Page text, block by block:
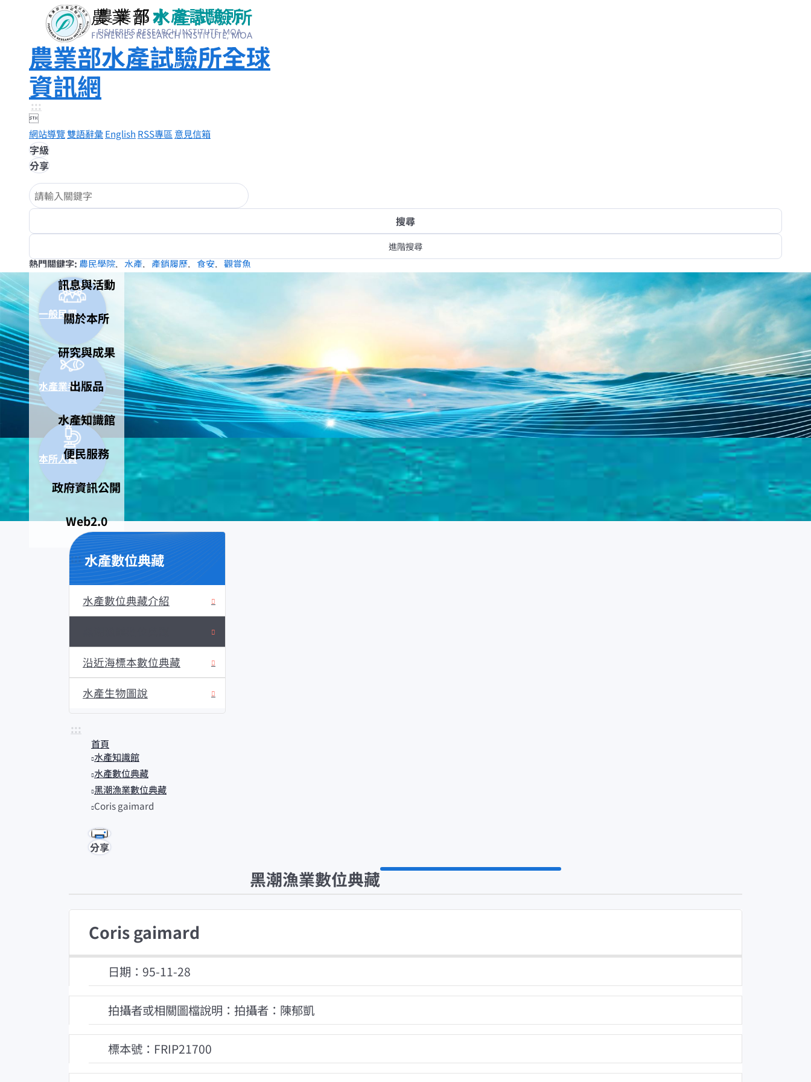
農業部水產試驗所全球
資訊網
:::

網站導覽雙語辭彙English RSS專區 意見信箱
字級
分享
熱門關鍵字 農民學院 水產 產銷履歷 食安 觀賞魚
訊息與活動
關於本所
研究與成果
出版品
水產知識館
便民服務
政府資訊公開
Web2.0
一般民眾
水產業者
本所人員
::: 水產數位典藏
水產數位典藏介紹
沿近海標本數位典藏
水產生物圖說
:::
首頁
水產知識館
水產數位典藏
黑潮漁業數位典藏
Coris gaimard
分享
黑潮漁業數位典藏
Coris gaimard
日期：95-11-28
拍攝者或相關圖檔說明：拍攝者：陳郁凱
標本號：FRIP21700